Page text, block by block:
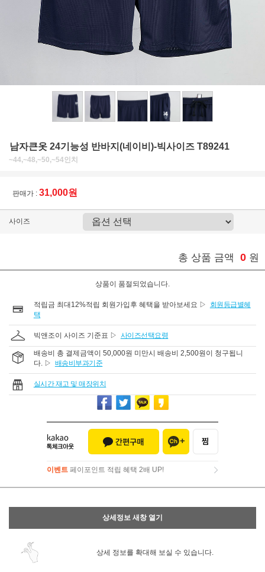
남자큰옷 24기능성 반바지(네이비)-빅사이즈 T89241
~44,~48,~50,~54인치
판매가 : 31,000원
사이즈
총 상품 금액 0 원
상품이 품절되었습니다.
적립금 최대12%적립 회원가입후 혜택을 받아보세요 ▷
회원등급별혜
택
빅앤조이 사이즈 기준표 ▷ 사이즈선택요령
배송비 총 결제금액이 50,000원 미만시 배송비 2,500원이 청구됩니
다. ▷ 배송비부과기준
실시간 재고 및 매장위치
이벤트 페이포인트 적립 혜택 2배 UP!
이벤트페이포인트 적립 혜택 2배 UP!
상세정보 새창 열기
상세 정보를 확대해 보실 수 있습니다.